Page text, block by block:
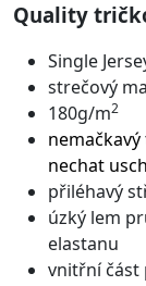
Quality
Single
strečový
180g/m2
nechat
přiléhavý
úzký lem
elastanu
vnitřní část